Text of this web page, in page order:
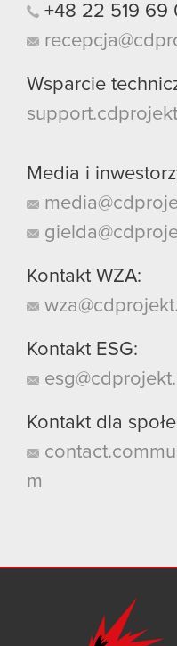
+48 22 519 69
Wsparcie
Media i
Kontakt WZA:
Kontakt ESG:
Kontakt dla
m